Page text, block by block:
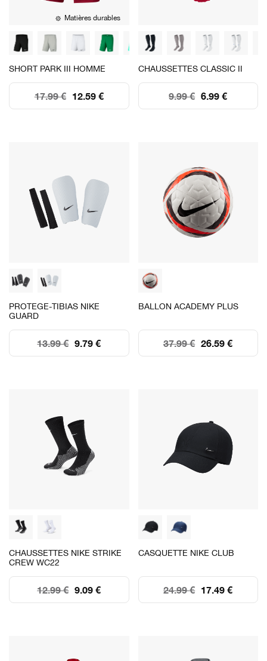
Matières durables
SHORT PARK III HOMME
12.59 €
17.99 €
CHAUSSETTES CLASSIC II
6.99 €
9.99 €
PROTEGE-TIBIAS NIKE
GUARD
9.79 €
13.99 €
BALLON ACADEMY PLUS
26.59 €
37.99 €
CHAUSSETTES NIKE STRIKE
CREW WC22
9.09 €
12.99 €
CASQUETTE NIKE CLUB
17.49 €
24.99 €